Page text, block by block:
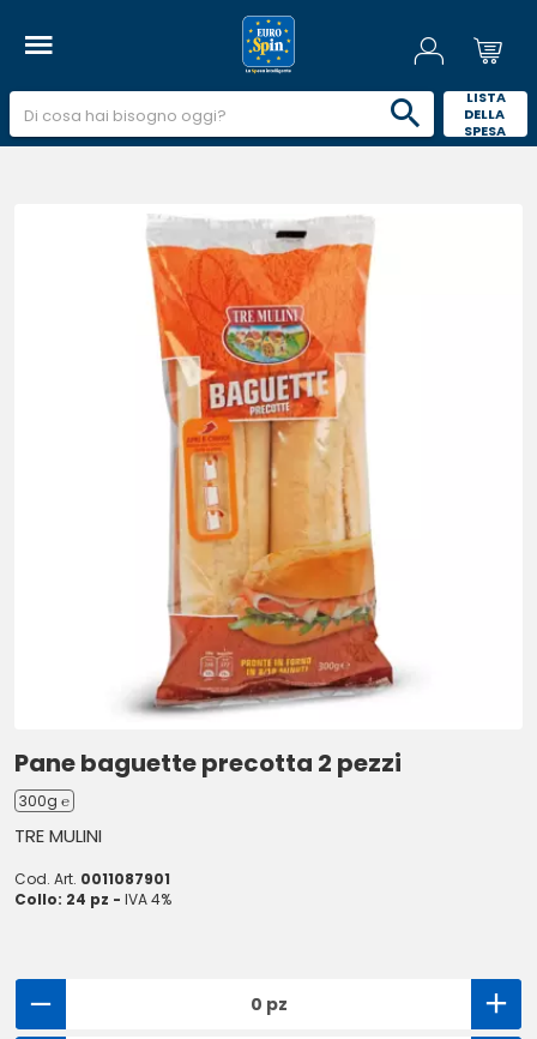
LISTA
DELLA
SPESA
Pane baguette precotta 2 pezzi
300g ℮
TRE MULINI
Cod. Art. 0011087901
Collo: 24 pz - IVA 4%
0 pz